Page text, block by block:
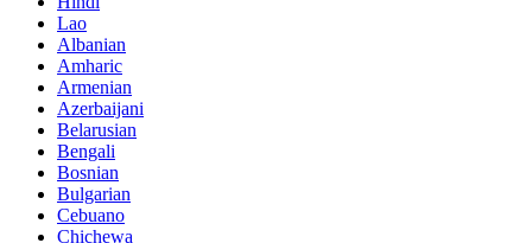
Lao
Albanian
Amharic
Armenian
Azerbaijani
Belarusian
Bengali
Bosnian
Bulgarian
Cebuano
Chichewa